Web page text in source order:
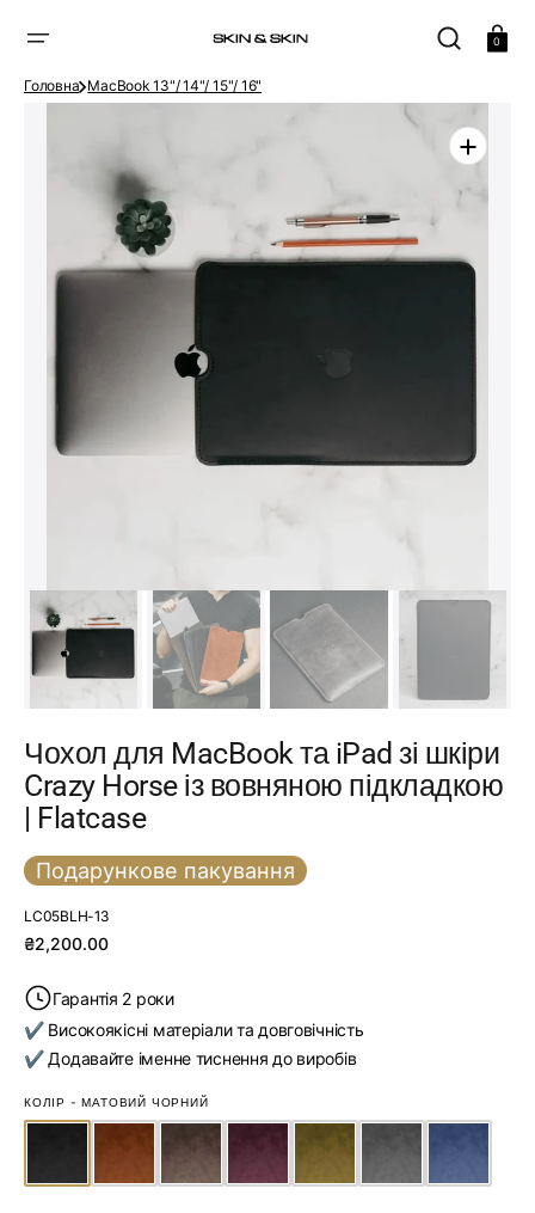
Кошик
0
Головна MacBook 13"/ 14"/ 15"/ 16"
Чохол для MacBook та iPad зі шкіри
Crazy Horse із вовняною підкладкою
| Flatcase
Подарункове пакування
SKU:
LC05BLH-13
Звичайна
₴2,200.00
Гарантія 2 роки
✔ Високоякісні матеріали та довговічність
✔ Додавайте іменне тиснення до виробів
КОЛІР -МАТОВИЙ ЧОРНИЙ